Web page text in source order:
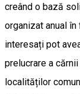
creând o bază
organizat anual
interesați pot
prelucrare a
localităților